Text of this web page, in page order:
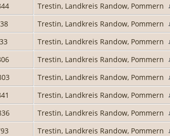
Trestin, Landkreis Randow, Pommern
Trestin, Landkreis Randow, Pommern
Trestin, Landkreis Randow, Pommern
Trestin, Landkreis Randow, Pommern
Trestin, Landkreis Randow, Pommern
Trestin, Landkreis Randow, Pommern
Trestin, Landkreis Randow, Pommern
Trestin, Landkreis Randow, Pommern